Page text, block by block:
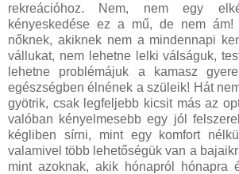
rekreációhoz. Nem, nem egy
kényeskedése ez a mű, de nem ám!
nőknek, akiknek nem a mindennapi
vállukat, nem lehetne lelki válságuk,
lehetne problémájuk a kamasz
egészségben élnének a szüleik! Hát
gyötrik, csak legfeljebb kicsit más az
valóban kényelmesebb egy jól
kégliben sírni, mint egy komfort
valamivel több lehetőségük van a
mint azoknak, akik hónapról hónapra